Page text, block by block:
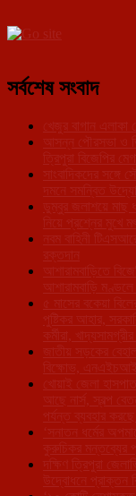
সর্বশেষ সংবাদ
খেজুর বাগান
আসন্ন পৌরসভা ও
ত্রিপুরা বিজেপির
সাংবাদিকদের
দমনে সমন্বিত
ডুম্বুর জলাশয়ে মাছ
নিয়ে প্রশ্নের মুখে
নবম বাহিনী
রক্তদান
আশারামবাড়িতে
আশারামবাড়ি
৫ মাসের বকেয়া
পুষ্টিকর আহার,
কর্মীরা,
জাতীয় সড়কের
বিক্ষোভ,
খোয়াই জেলা
আছে নার্স, স্বল্প
পর্যন্ত ব্যবহার
‘সনাতন ধর্মের
কুরুচিকর মন্তব্যের
দক্ষিণ ত্রিপুরা
উদ্বোধনে প্রাক্তন